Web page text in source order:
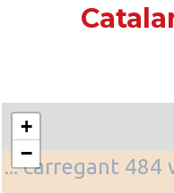
... carregant 484
+
−